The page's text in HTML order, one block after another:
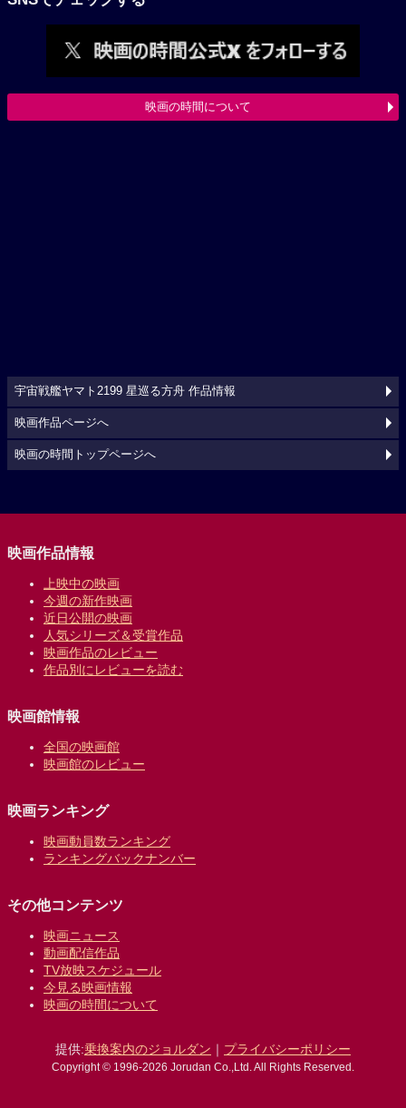
映画の時間について
宇宙戦艦ヤマト2199 星巡る方舟 作品情報
映画作品ページへ
映画の時間トップページへ
映画作品情報
上映中の映画
今週の新作映画
近日公開の映画
人気シリーズ＆受賞作品
映画作品のレビュー
作品別にレビューを読む
映画館情報
全国の映画館
映画館のレビュー
映画ランキング
映画動員数ランキング
ランキングバックナンバー
その他コンテンツ
映画ニュース
動画配信作品
TV放映スケジュール
今見る映画情報
映画の時間について
提供:乗換案内のジョルダン ｜ プライバシーポリシー
Copyright © 1996-2026 Jorudan Co.,Ltd. All Rights Reserved.